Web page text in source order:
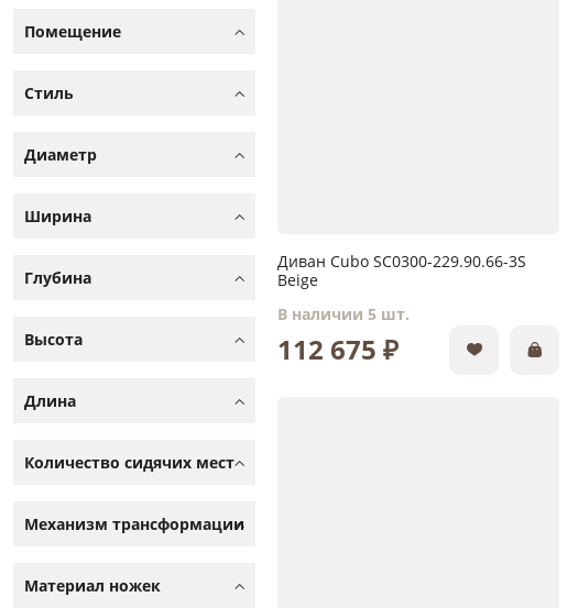
Помещение
Стиль
Диаметр
Ширина
Глубина
Высота
Длина
Количество сидячих мест
Механизм трансформации
Материал ножек
Диван Cubo SC0300-229.90.66-3S
Beige
В наличии 5 шт.
112 675 ₽